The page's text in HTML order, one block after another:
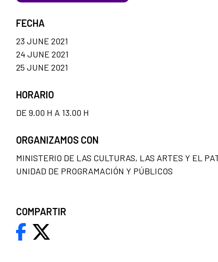
FECHA
23 JUNE 2021
24 JUNE 2021
25 JUNE 2021
HORARIO
DE 9.00 H A 13.00 H
ORGANIZAMOS CON
MINISTERIO DE LAS CULTURAS, LAS ARTES Y EL
UNIDAD DE PROGRAMACIÓN Y PÚBLICOS
COMPARTIR